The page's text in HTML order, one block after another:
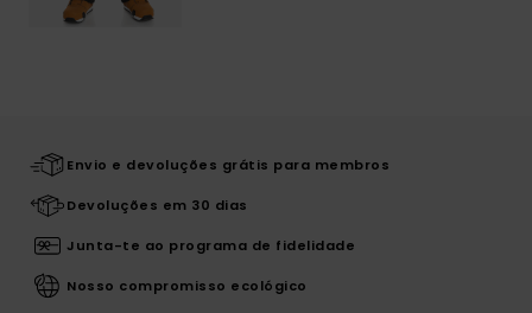
Envio e devoluções grátis para membros
Devoluções em 30 dias
Junta-te ao programa de fidelidade
Nosso compromisso ecológico